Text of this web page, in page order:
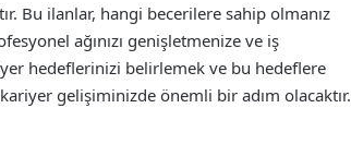
Bu ilanlar, hangi becerilere sahip olmanız
ağınızı genişletmenize ve iş
hedeflerinizi belirlemek ve bu hedeflere
gelişiminizde önemli bir adım olacaktır.